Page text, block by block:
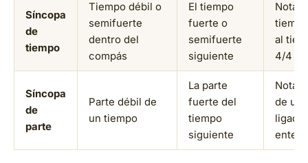
Síncopa
de
tiempo
Tiempo débil o
semifuerte
dentro del
compás
El tiempo
fuerte o
semifuerte
siguiente
Nota
al
4/4
Síncopa
de
parte
Parte débil de
un tiempo
La parte
fuerte del
tiempo
siguiente
Nota
de un
ligada